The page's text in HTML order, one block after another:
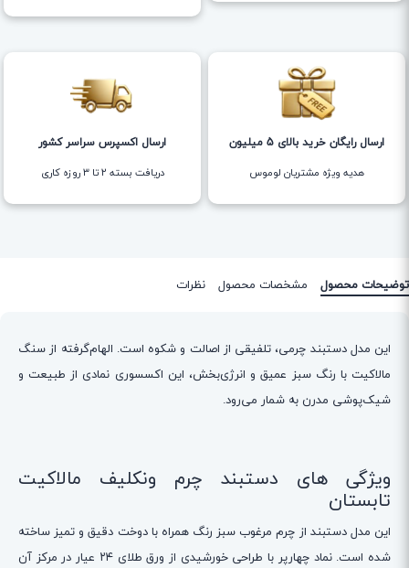
ارسال رایگان خرید بالای 5 میلیون
هدیه ویژه مشتریان لوموس
ارسال اکسپرس سراسر کشور
دریافت بسته ۲ تا ۳ روزه کاری
توضیحات محصول مشخصات محصول نظرات
این مدل دستبند چرمی، تلفیقی از اصالت و شکوه است. الهام‌گرفته از سنگ
مالاکیت با رنگ سبز عمیق و انرژی‌بخش، این اکسسوری نمادی از طبیعت و
شیک‌پوشی مدرن به شمار می‌رود.
ویژگی های دستبند چرم ونکلیف مالاکیت
تابستان
این مدل دستبند از چرم مرغوب سبز رنگ همراه با دوخت دقیق و تمیز ساخته
شده است. نماد چهارپر با طراحی خورشیدی از ورق طلای ۲۴ عیار در مرکز آن